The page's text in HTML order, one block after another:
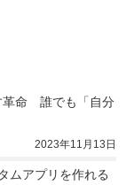
命　誰でも「自分
2023年11月13日
ムアプリを作れる